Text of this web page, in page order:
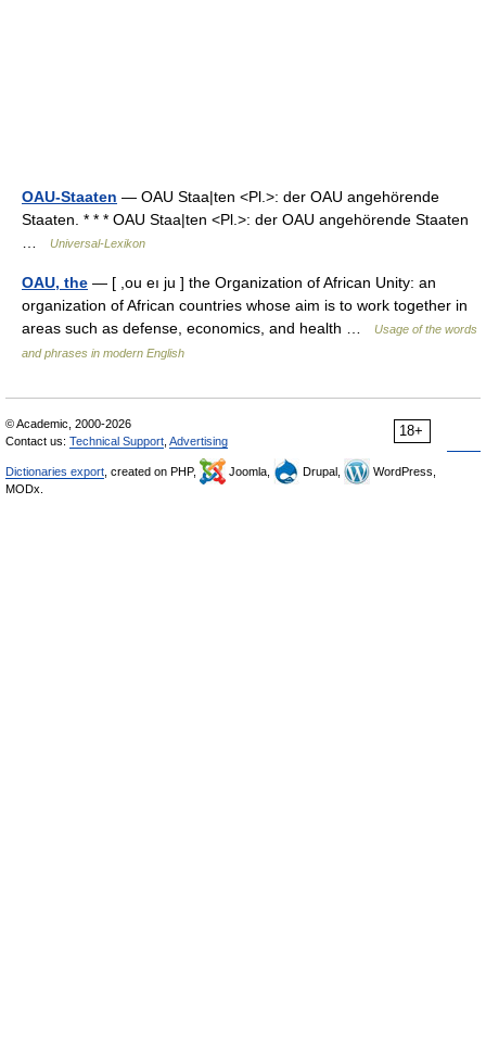
OAU-Staaten — OAU Staa|ten <Pl.>: der OAU angehörende
Staaten. * * * OAU Staa|ten <Pl.>: der OAU angehörende Staaten
Universal-Lexikon
OAU, the — [ ,ou eı ju ] the Organization of African Unity: an
organization of African countries whose aim is to work together in
areas such as defense, economics, and health …
Usage of the words
and phrases in modern English
18+
© Academic, 2000-2026
Contact us: Technical Support Advertising
Dictionaries export , created on PHP, Joomla, Drupal,
WordPress,
MODx.